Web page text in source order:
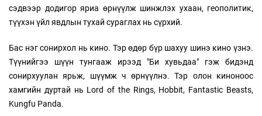
сэдвээр додигор яриа өрнүүлж шинжлэх ухаан, геополитик,
түүхэн үйл явдлын тухай сураглах нь сүрхий.
Бас нэг сонирхол нь кино. Тэр өдөр бүр шахуу шинэ кино үзнэ.
Түүнийгээ шүүн тунгааж ирээд "Би хувьдаа" гэж бидэнд
сонирхуулан ярьж, шүүмж ч өрнүүлнэ. Тэр олон киноноос
хамгийн дуртай нь Lord of the Rings, Hobbit, Fantastic Beasts,
Kungfu Panda.